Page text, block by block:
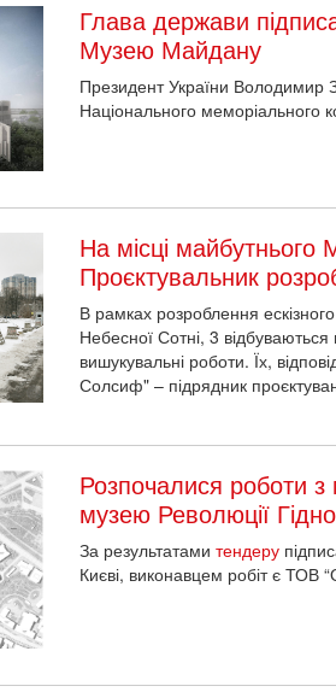
Глава держави
Музею Майдану
Президент України Володимир
Національного меморіального
На місці
Проєктувальник
В рамках розроблення
Небесної Сотні, 3 відбуваються
вишукувальні роботи. Їх,
Солсиф" – підрядник
Розпочалися роботи з
музею Революції
За результатамитендеру
Києві, виконавцем робіт є